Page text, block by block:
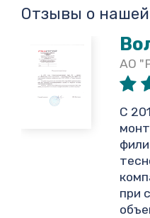
Отзывы о
АО
С
при